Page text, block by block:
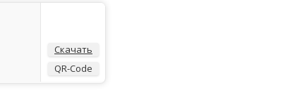
Скачать
QR-Code